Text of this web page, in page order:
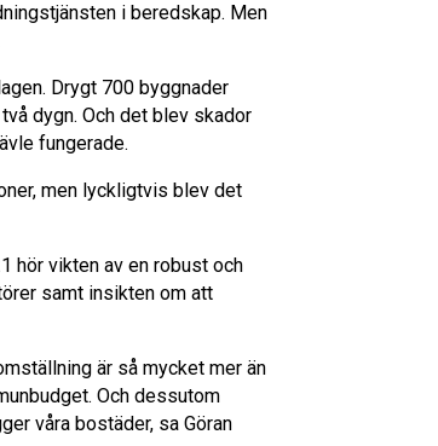
i beredskap. Men
Drygt 700 byggnader
dygn. Och det blev skador
fungerade.
men lyckligtvis blev det
hör vikten av en robust och
samt insikten om att
är så mycket mer än
Och dessutom
våra bostäder, sa Göran